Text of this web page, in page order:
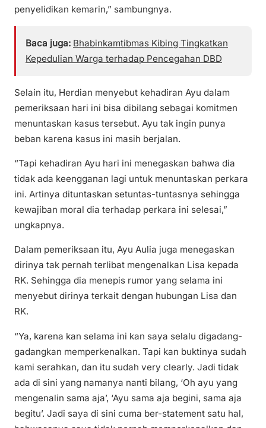
penyelidikan kemarin,” sambungnya.
Baca juga: Bhabinkamtibmas Kibing Tingkatkan
Kepedulian Warga terhadap Pencegahan DBD
Selain itu, Herdian menyebut kehadiran Ayu dalam
pemeriksaan hari ini bisa dibilang sebagai komitmen
menuntaskan kasus tersebut. Ayu tak ingin punya
beban karena kasus ini masih berjalan.
“Tapi kehadiran Ayu hari ini menegaskan bahwa dia
tidak ada keengganan lagi untuk menuntaskan perkara
ini. Artinya dituntaskan setuntas-tuntasnya sehingga
kewajiban moral dia terhadap perkara ini selesai,”
ungkapnya.
Dalam pemeriksaan itu, Ayu Aulia juga menegaskan
dirinya tak pernah terlibat mengenalkan Lisa kepada
RK. Sehingga dia menepis rumor yang selama ini
menyebut dirinya terkait dengan hubungan Lisa dan
RK.
“Ya, karena kan selama ini kan saya selalu digadang-
gadangkan memperkenalkan. Tapi kan buktinya sudah
kami serahkan, dan itu sudah very clearly. Jadi tidak
ada di sini yang namanya nanti bilang, ‘Oh ayu yang
mengenalin sama aja’, ‘Ayu sama aja begini, sama aja
begitu’. Jadi saya di sini cuma ber-statement satu hal,